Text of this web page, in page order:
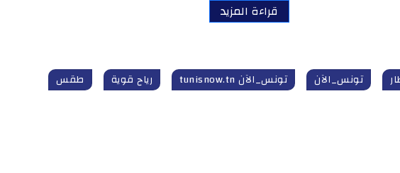
قراءة المزيد
تونس_الآن تونس_الآن tunisnow.tn رياح قوية طقس